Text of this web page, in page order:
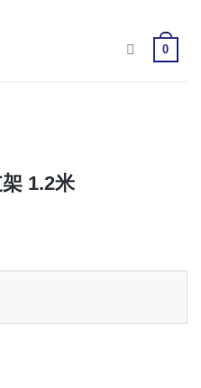
0
1.2米